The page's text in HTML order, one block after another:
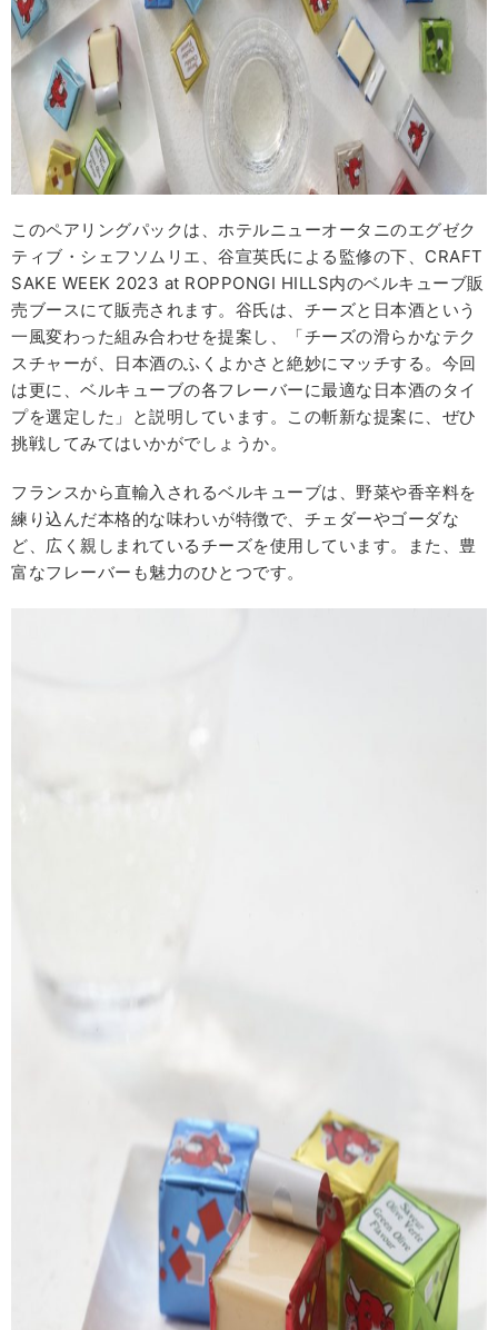
このペアリングパックは、ホテルニューオータニのエグゼク
ティブ・シェフソムリエ、谷宣英氏による監修の下、CRAFT
SAKE WEEK 2023 at ROPPONGI HILLS内のベルキューブ販
売ブースにて販売されます。谷氏は、チーズと日本酒という
一風変わった組み合わせを提案し、「チーズの滑らかなテク
スチャーが、日本酒のふくよかさと絶妙にマッチする。今回
は更に、ベルキューブの各フレーバーに最適な日本酒のタイ
プを選定した」と説明しています。この斬新な提案に、ぜひ
挑戦してみてはいかがでしょうか。
フランスから直輸入されるベルキューブは、野菜や香辛料を
練り込んだ本格的な味わいが特徴で、チェダーやゴーダな
ど、広く親しまれているチーズを使用しています。また、豊
富なフレーバーも魅力のひとつです。